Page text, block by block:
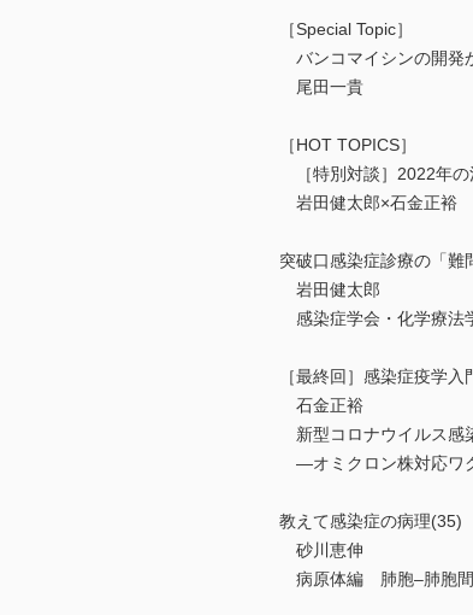
［Special Topic］
バンコマイシンの開発
尾田一貴
［HOT TOPICS］
［特別対談］2022年の
岩田健太郎×石金正裕
突破口感染症診療の「難
岩田健太郎
感染症学会・化学療法
［最終回］感染症疫学
石金正裕
新型コロナウイルス感
―オミクロン株対応ワ
教えて感染症の病理(35)
砂川恵伸
病原体編 肺胞–肺胞間